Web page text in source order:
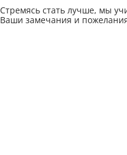
Стремясь стать лучше, мы
Ваши замечания и